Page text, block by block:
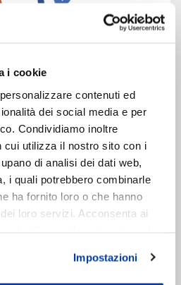
i cookie
contenuti ed
dei social media e per
Condividiamo inoltre
cui utilizza il nostro sito con i
di analisi dei dati web,
i quali potrebbero combinarle
ha fornito loro o che hanno
loro servizi. Acconsenta ai
Impostazioni